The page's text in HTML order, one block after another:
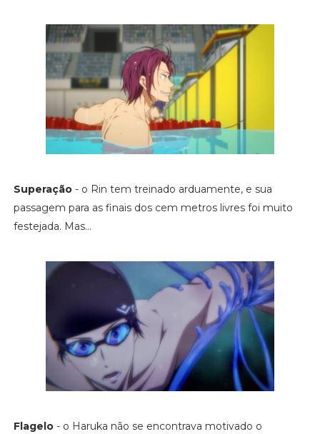
Superação- o Rin tem treinado arduamente, e sua
passagem para as finais dos cem metros livres foi muito
festejada. Mas...
Flagelo- o Haruka não se encontrava motivado o